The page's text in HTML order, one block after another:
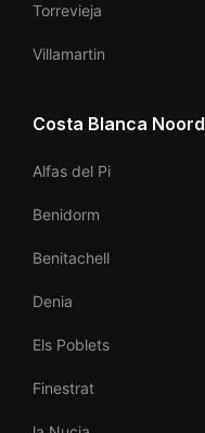
Torrevieja
Villamartin
Costa Blanca Noord
Alfas del Pi
Benidorm
Benitachell
Denia
Els Poblets
Finestrat